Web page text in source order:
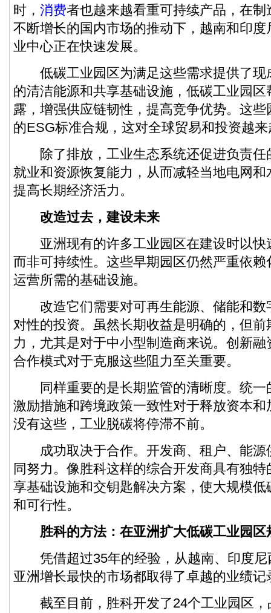
时， 消费者也越来越看重可持续产品，在
不断增长的国内市场的推动下，越南和印
业中心正在快速发展。
低碳工业园区为满足这些需求提供了现
的清洁能源和共享基础设施，低碳工业园
露，增强供应链韧性，提高竞争优势。这
的ESG标准合规，这对全球贸易和投资越
除了排放，工业生态系统还促进负责任
就业和资源恢复能力，从而减轻当地电网
提高长期经济活力。
改造过去，建设未来
亚洲现有的许多工业园区在建设时以快
而非可持续性。这些早期园区仍然严重依
运营所需的基础设施。
改造它们需要对可再生能源、储能和数
对性的投资。虽然长期收益是明确的，但
力，尤其是对于中小型制造商来说。创新
合作模式对于克服这些阻力至关重要。
同样重要的是长期监管的清晰度。统一
激励措施和跨境政策一致性对于释放资本
没有这些，工业脱碳将停滞不前。
成功取决于合作。开发商、租户、能源
同努力。像胜科这样的综合开发商具有独
享基础设施和交钥匙解决方案，使大规模
和可行性。
胜科的方法：在亚洲扩大低碳工业园区
凭借超过35年的经验，从越南、印度尼
亚洲增长最快的市场都取得了卓越的业绩记
截至目前，胜科开发了24个工业园区，